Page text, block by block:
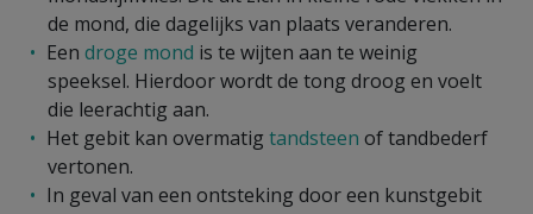
de mond, die dagelijks van plaats veranderen.
Een droge mond is te wijten aan te weinig
speeksel. Hierdoor wordt de tong droog en voelt
die leerachtig aan.
Het gebit kan overmatig tandsteen of tandbederf
vertonen.
In geval van een ontsteking door een kunstgebit